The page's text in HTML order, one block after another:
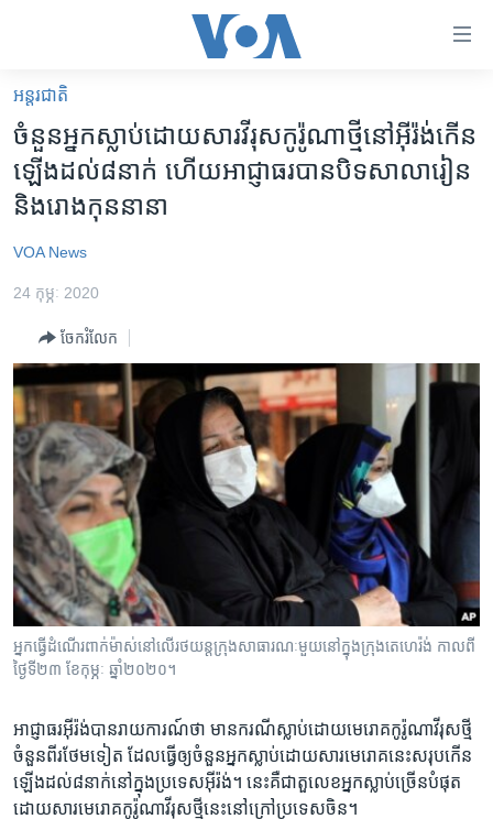
គេហទំព័រ​
ទាក់ទង
និង​
ចូល​
ទំព័រ​
ព័ត៌មាន​​
រំលង​
និង​
ចូល​
ទៅ​
ទំព័រ​
រចនា
សម្ព័ន្ធ​
រំលង​
និង​
ចូល​
ទៅ​
កាន់​
ទំព័រ​
រក
អន្តរជាតិ
អាមេរិក
ព្រឹត្តិការណ៍ព័ត៌មាន
ទូរទស្សន៍ / វីដេអូ​
វិទ្យុ / ផតខាសថ៍
កម្មវិធីទាំងអស់
Khmer English
បណ្តាញ​សង្គម
អន្តរជាតិ
ចំនួន​អ្នក​ស្លាប់​ដោយសារ​វីរុស​កូរ៉ូណា​ថ្មី​នៅ​អ៊ីរ៉ង់​កើន
ឡើង​ដល់​៨​នាក់ ហើយ​អាជ្ញាធរ​បាន​បិទ​សាលារៀន​
និង​រោងកុន​នានា
VOA News
24 កុម្ភៈ 2020
ចែករំលែក
អ្នក​ធ្វើ​ដំណើរ​ពាក់​ម៉ាស់​នៅ​លើ​រថយន្ត​ក្រុង​សាធារណៈ​មួយ​នៅ​ក្នុង​ក្រុង​តេហេរ៉ង់ កាលពី​
ថ្ងៃទី២៣ ខែកុម្ភៈ ឆ្នាំ២០២០។
អាជ្ញាធរ​អ៊ីរ៉ង់​បាន​រាយការណ៍​ថា មាន​ករណី​ស្លាប់​ដោយ​មេរោគ​កូរ៉ូណាវីរុស​ថ្មី​
ចំនួន​ពីរ​ថែម​ទៀត ដែល​ធ្វើ​ឲ្យ​ចំនួន​អ្នក​ស្លាប់​ដោយសារ​មេរោគ​នេះ​សរុប​កើន
ឡើង​ដល់​៨​នាក់​នៅ​ក្នុង​ប្រទេស​អ៊ីរ៉ង់។ នេះ​គឺ​ជា​តួលេខ​អ្នក​ស្លាប់​ច្រើន​បំផុត​
ដោយ​សារ​មេរោគ​កូរ៉ូណាវីរុស​ថ្មី​នេះ​នៅ​ក្រៅ​ប្រទេស​ចិន។